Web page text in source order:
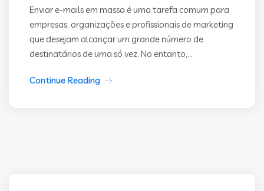
Enviar e-mails em massa é uma tarefa comum para
empresas, organizações e profissionais de marketing
que desejam alcançar um grande número de
destinatários de uma só vez. No entanto,...
Continue Reading